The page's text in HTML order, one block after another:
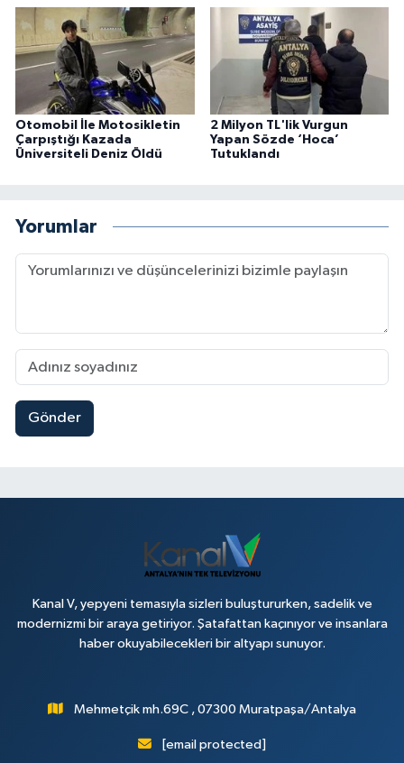
Otomobil İle Motosikletin
Çarpıştığı Kazada
Üniversiteli Deniz Öldü
2 Milyon TL'lik Vurgun
Yapan Sözde ‘Hoca’
Tutuklandı
Yorumlar
Gönder
Kanal V, yepyeni temasıyla sizleri buluştururken, sadelik ve
modernizmi bir araya getiriyor. Şatafattan kaçınıyor ve insanlara
haber okuyabilecekleri bir altyapı sunuyor.
Mehmetçik mh.69C , 07300 Muratpaşa/Antalya
[email protected]